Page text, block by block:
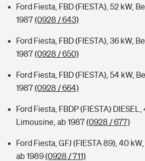
Ford Fiesta, FBD (FIESTA), 52 kW,
1987(0928 / 643)
Ford Fiesta, FBD (FIESTA), 36 kW,
1987(0928 / 650)
Ford Fiesta, FBD (FIESTA), 54 kW,
1987(0928 / 664)
Ford Fiesta, FBDP (FIESTA) DIESEL,
Limousine, ab 1987(0928 / 677)
Ford Fiesta, GFJ (FIESTA 89), 40
ab 1989(0928 / 711)